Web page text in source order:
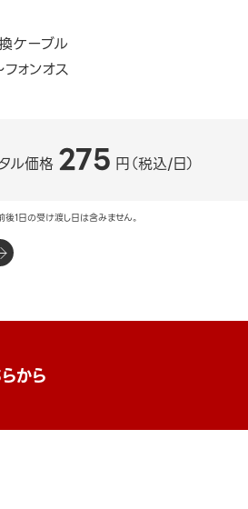
ケーブル
ォンオス
ル価格 275 円（税込/日）
1日の受け渡し日は含みません。
から